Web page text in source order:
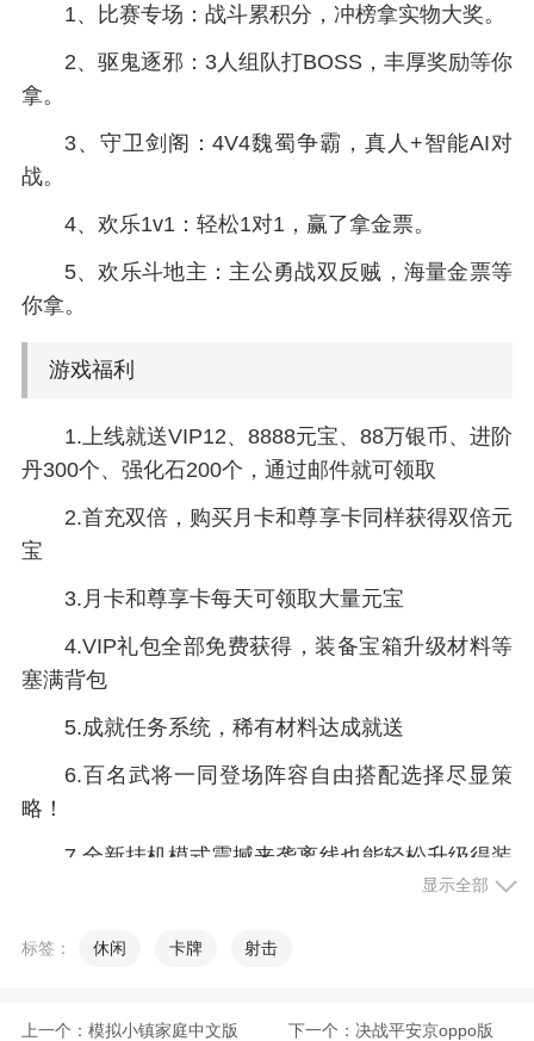
1、比赛专场：战斗累积分，冲榜拿实物大奖。
2、驱鬼逐邪：3人组队打BOSS，丰厚奖励等你
拿。
3、守卫剑阁：4V4魏蜀争霸，真人+智能AI对
战。
4、欢乐1v1：轻松1对1，赢了拿金票。
5、欢乐斗地主：主公勇战双反贼，海量金票等
你拿。
游戏福利
1.上线就送VIP12、8888元宝、88万银币、进阶
丹300个、强化石200个，通过邮件就可领取
2.首充双倍，购买月卡和尊享卡同样获得双倍元
宝
3.月卡和尊享卡每天可领取大量元宝
4.VIP礼包全部免费获得，装备宝箱升级材料等
塞满背包
5.成就任务系统，稀有材料达成就送
6.百名武将一同登场阵容自由搭配选择尽显策
略！
7.全新挂机模式震撼来袭离线也能轻松升级得装
8.八大丰富独创玩法保证玩到不亦乐乎停不下
9.特色装备系统闪亮登场完美打造神兵利器称霸
显示全部
标签： 休闲 卡牌 射击
上一个： 模拟小镇家庭中文版 下一个： 决战平安京oppo版